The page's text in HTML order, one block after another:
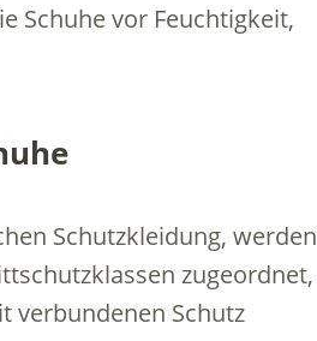
Schuhe vor Feuchtigkeit,
Schutzkleidung, werden
zugeordnet,
verbundenen Schutz